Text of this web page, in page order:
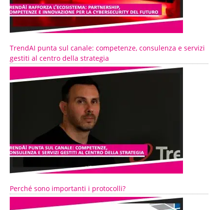
TrendAI punta sul canale: competenze, consulenza e servizi
gestiti al centro della strategia
Perché sono importanti i protocolli?